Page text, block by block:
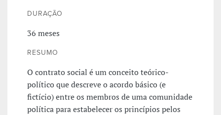
DURAÇÃO
36 meses
RESUMO
O contrato social é um conceito teórico-
político que descreve o acordo básico (e
fictício) entre os membros de uma comunidade
política para estabelecer os princípios pelos